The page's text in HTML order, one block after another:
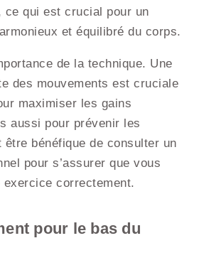
ce qui est crucial pour un
et équilibré du corps.
de la technique. Une
des mouvements est cruciale
maximiser les gains
aussi pour prévenir les
bénéfique de consulter un
pour s’assurer que vous
correctement.
pour le bas du